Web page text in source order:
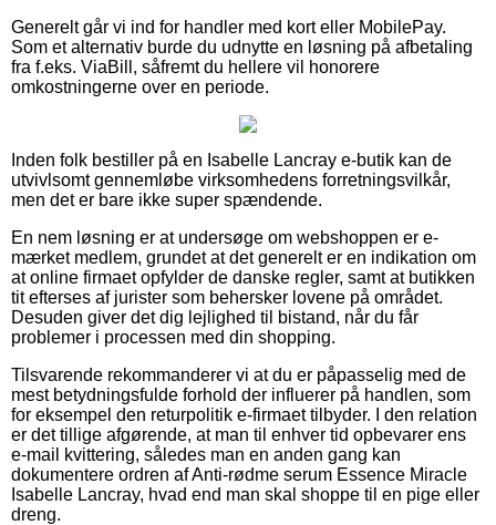
Generelt går vi ind for handler med kort eller MobilePay.
Som et alternativ burde du udnytte en løsning på afbetaling
fra f.eks. ViaBill, såfremt du hellere vil honorere
omkostningerne over en periode.
Inden folk bestiller på en Isabelle Lancray e-butik kan de
utvivlsomt gennemløbe virksomhedens forretningsvilkår,
men det er bare ikke super spændende.
En nem løsning er at undersøge om webshoppen er e-
mærket medlem, grundet at det generelt er en indikation om
at online firmaet opfylder de danske regler, samt at butikken
tit efterses af jurister som behersker lovene på området.
Desuden giver det dig lejlighed til bistand, når du får
problemer i processen med din shopping.
Tilsvarende rekommanderer vi at du er påpasselig med de
mest betydningsfulde forhold der influerer på handlen, som
for eksempel den returpolitik e-firmaet tilbyder. I den relation
er det tillige afgørende, at man til enhver tid opbevarer ens
e-mail kvittering, således man en anden gang kan
dokumentere ordren af Anti-rødme serum Essence Miracle
Isabelle Lancray, hvad end man skal shoppe til en pige eller
dreng.